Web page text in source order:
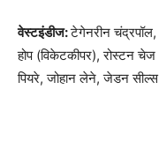
वेस्टइंडीज:टेगेनरीन
होप (विकेटकीपर), रोस्टन
पियरे, जोहान लेने, जेडन